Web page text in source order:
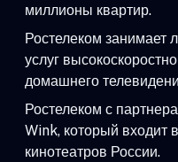
миллионы квартир.
Ростелеком
услуг
домашнего
Ростелеком с
Wink, который входит
кинотеатров России.